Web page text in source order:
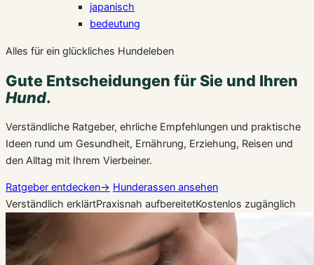
japanisch
bedeutung
Alles für ein glückliches Hundeleben
Gute Entscheidungen für Sie und Ihren
Hund.
Verständliche Ratgeber, ehrliche Empfehlungen und praktische
Ideen rund um Gesundheit, Ernährung, Erziehung, Reisen und
den Alltag mit Ihrem Vierbeiner.
Ratgeber entdecken→ Hunderassen ansehen
Verständlich erklärtPraxisnah aufbereitetKostenlos zugänglich